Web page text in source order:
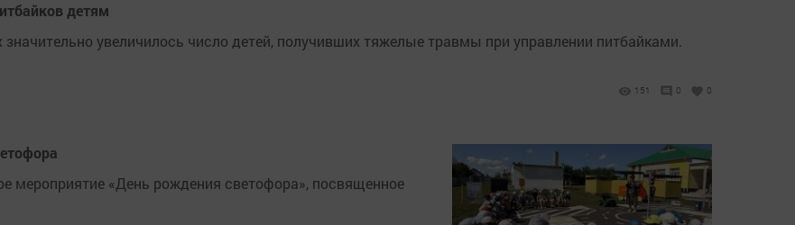
детям
увеличилось число детей, получивших тяжелые травмы при управлении питбайками.
151 0 0
«День рождения светофора», посвященное